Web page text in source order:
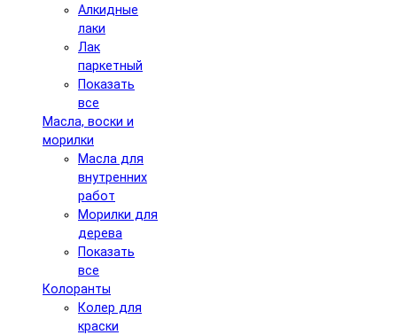
Алкидные
лаки
Лак
паркетный
Показать
все
Масла, воски и
морилки
Масла для
внутренних
работ
Морилки для
дерева
Показать
все
Колоранты
Колер для
краски